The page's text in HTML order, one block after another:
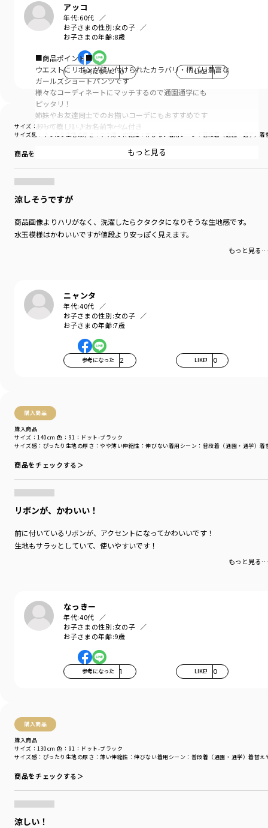
アッコ
年代:60代
お子さまの性別:女の子
お子さまの年齢:8歳
参考になった 0 LIKE! 1
サイズ感 ：ゆったり 生地の厚さ ：やや薄い 伸縮性 ：伸びない 着用シーン ：普段着（通園・通学）着
サイズ：130cm色：91：ドット-ブラック
商品をチェックする＞
涼しそうですが
商品画像よりハリがなく、洗濯したらクタクタになりそうな生地感です。
水玉模様はかわいいですが値段より安っぽく見えます。
もっと見る…
ニャンタ
年代:40代
お子さまの性別:女の子
お子さまの年齢:7歳
参考になった 2 LIKE! 0
購入商品
購入商品
サイズ感 ：ぴったり 生地の厚さ ：やや薄い伸縮性 ：伸びない着用シーン ：普段着（通園・通学）着
サイズ：140cm 色：91：ドット-ブラック
商品をチェックする＞
リボンが、かわいい！
前に付いているリボンが、アクセントになってかわいいです！
生地もサラッとしていて、使いやすいです！
もっと見る…
なっきー
年代:40代
お子さまの性別:女の子
お子さまの年齢:9歳
参考になった 1 LIKE! 0
購入商品
購入商品
サイズ感 ：ぴったり 生地の厚さ ：薄い伸縮性 ：伸びない着用シーン ：普段着（通園・通学）着替え
サイズ：130cm 色：91：ドット-ブラック
商品をチェックする＞
涼しい！
■商品ポイント■
ウエストにリボンが縫い付けられたカラバリ・柄バリ豊富な
ガールズショートパンツです
様々なコーディネートにマッチするので通園通学にも
ピッタリ！
姉妹やお友達同士でのお揃いコーデにもおすすめです
あって嬉しい♪お名前ネーム付き
デニム：薄手で柔らかなデニム生地
ドット柄：薄手でさらっとした綿レーヨン生地
花柄：薄手でさらっとした綿100％生地
■DRCbranshesとは？■
Daily…毎日
Relax…力を抜いて、くつろぐ
デイリーウェアをご提案する新レーベルです
-----
伸縮性：なし
透け感：なし
ポケット：あり
＃お揃い＃お揃いコーデ
＃ペア＃ペアコーデ
＃リンク＃リンクコーデ
＃ユニセックス
着用イメージ/カラー：93:花柄_ピンク
モデル：身長116.0cm 体重20.8kg
サイズ：サイズ130
ブランド ／
DRC branshes
／ アウトレット
カテゴリ
／ボトムス>ショートパンツ・ハーフパンツ
カラー
／ブルー
もっと見る